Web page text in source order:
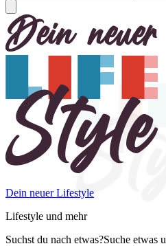
Dein neuer Lifestyle
Lifestyle und mehr
Suchst du nach etwas?Suche etwas